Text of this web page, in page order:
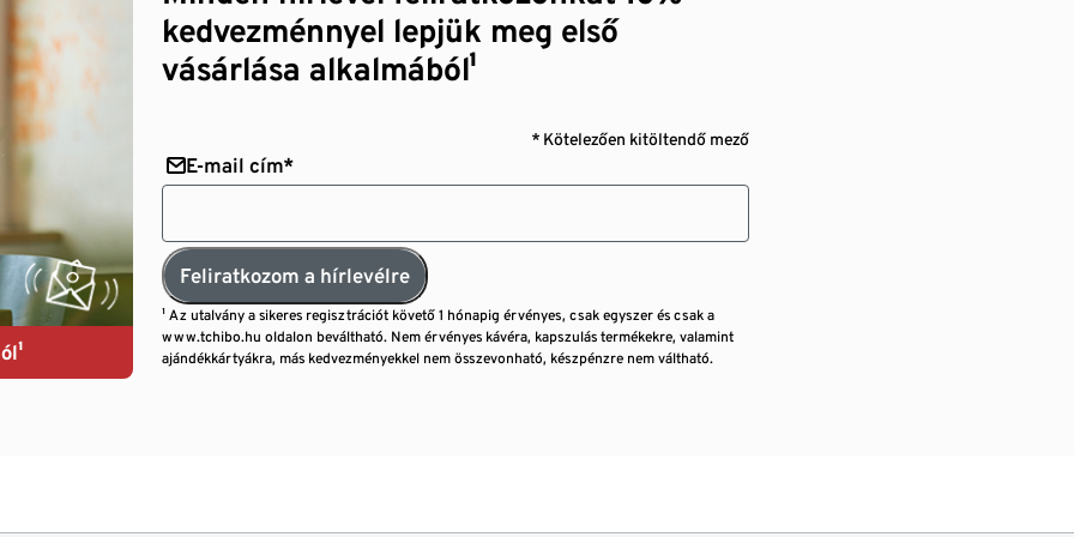
kedvezménnyel lepjük meg első
vásárlása alkalmából¹
* Kötelezően kitöltendő mező
E-mail cím*
Feliratkozom a hírlevélre
¹ Az utalvány a sikeres regisztrációt követő 1 hónapig érvényes, csak egyszer és csak a
www.tchibo.hu oldalon beváltható. Nem érvényes kávéra, kapszulás termékekre, valamint
ajándékkártyákra, más kedvezményekkel nem összevonható, készpénzre nem váltható.